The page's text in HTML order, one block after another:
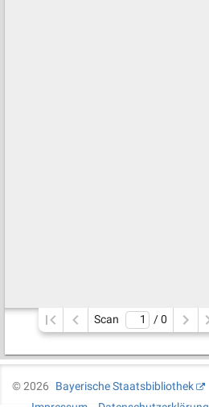
Scan / 0
©2026
Bayerische Staatsbibliothek